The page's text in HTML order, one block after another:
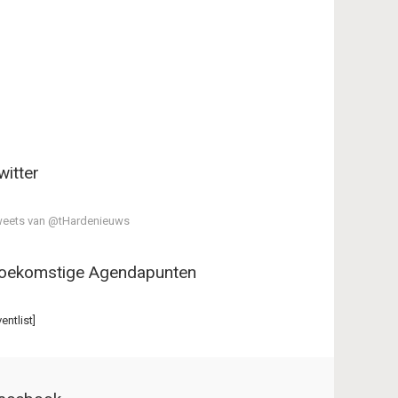
van @tHardenieuws
Agendapunten